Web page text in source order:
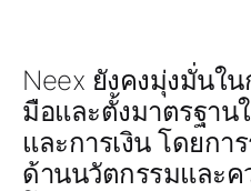
Neex ยังคงมุ่งมั่นใ
มือและตั้งมาตรฐาน
และการเงิน โดยก
ด้านนวัตกรรมและค